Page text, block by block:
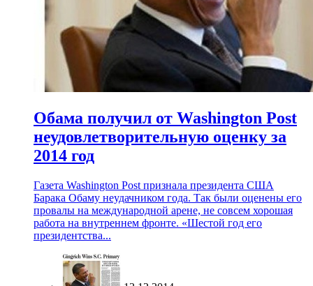
Обама получил от Washington Post
неудовлетворительную оценку за
2014 год
Газета Washington Post признала президента США
Барака Обаму неудачником года. Так были оценены его
провалы на международной арене, не совсем хорошая
работа на внутреннем фронте. «Шестой год его
президентства...